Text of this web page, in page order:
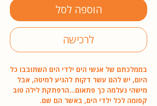
הוספה לסל
לרכישה
בממלכתם של אנשי הים ילדי הים השתובבו כל
היום, יש להם עשר דקות להגיע למיטה, אבל
מישהי נעלמה כך פתאום…הרפתקת לילה טוב
קסומה לכל ילדי הים, באשר הם שם.